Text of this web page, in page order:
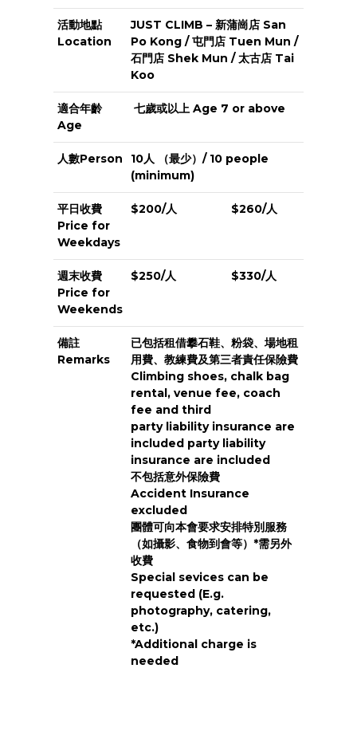
活動地點
Location
JUST CLIMB – 新蒲崗店 San
Po Kong / 屯門店 Tuen Mun /
石門店 Shek Mun / 太古店 Tai
Koo
適合年齡
Age
七歲或以上 Age 7 or above
人數Person
10人 （最少）/ 10 people
(minimum)
平日收費
Price for
Weekdays
$200/人 $260/人
週末收費
Price for
Weekends
$250/人 $330/人
備註
Remarks
已包括租借攀石鞋、粉袋、場地租
用費、教練費及第三者責任保險費
Climbing shoes, chalk bag
rental, venue fee, coach
fee and third
party liability insurance are
included party liability
insurance are included
不包括意外保險費
Accident Insurance
excluded
團體可向本會要求安排特別服務
（如攝影、食物到會等）*需另外
收費
Special sevices can be
requested (E.g.
photography, catering,
etc.)
*Additional charge is
needed